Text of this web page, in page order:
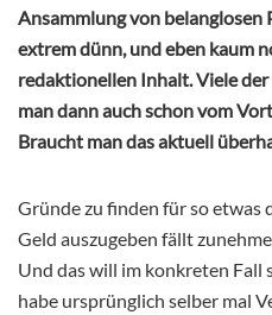
Ansammlung von belanglosen
extrem dünn, und eben kaum
redaktionellen Inhalt. Viele
man dann auch schon vom
Braucht man das aktuell
Gründe zu finden für so etwas
Geld auszugeben fällt
Und das will im konkreten Fall
habe ursprünglich selber mal